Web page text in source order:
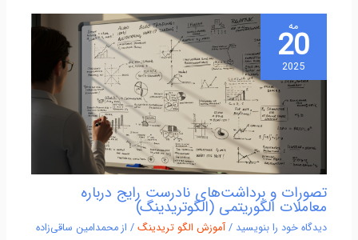
مه
20
2025
تصورات و برداشت‌های نادرست رایج درباره
معاملات الگوریتمی (الگوتریدینگ)
دیدگاه‌ خود را بنویسید /آموزش الگو تریدینگ / از محمدامین ساقی‌زاده